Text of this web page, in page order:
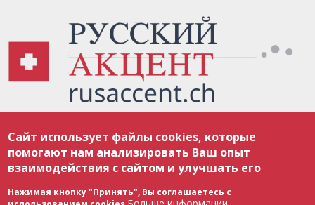
соответствии с законодательством Швейцарии об авторском праве и
международными соглашениями. Полное или частичное использование
материалов возможно только с разрешения редакции. В случае полного
или частичного воспроизведения материалов сайта rusaccent.ch,
ОБЯЗАТЕЛЬНА АКТИВНАЯ ГИПЕРССЫЛКА на конкретный заимствованный
текст. Фотоизображения, размещенные редакцией rusaccent.ch, являются
ее исключительной собственностью. Полное или частичное
Сайт использует файлы cookies, которые
помогают нам анализировать Ваш опыт
взаимодействия с сайтом и улучшать его
Нажимая кнопку "Принять", Вы соглашаетесь с